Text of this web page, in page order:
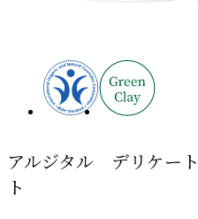
アルジタル デリケー
ト